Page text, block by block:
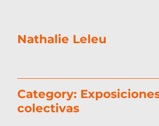
Nathalie Leleu
Category:
colectivas